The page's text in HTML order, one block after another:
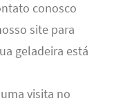
conosco
site para
geladeira está
visita no